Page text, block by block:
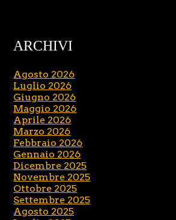
ARCHIVI
Agosto 2026
Luglio 2026
Giugno 2026
Maggio 2026
Aprile 2026
Marzo 2026
Febbraio 2026
Gennaio 2026
Dicembre 2025
Novembre 2025
Ottobre 2025
Settembre 2025
Agosto 2025